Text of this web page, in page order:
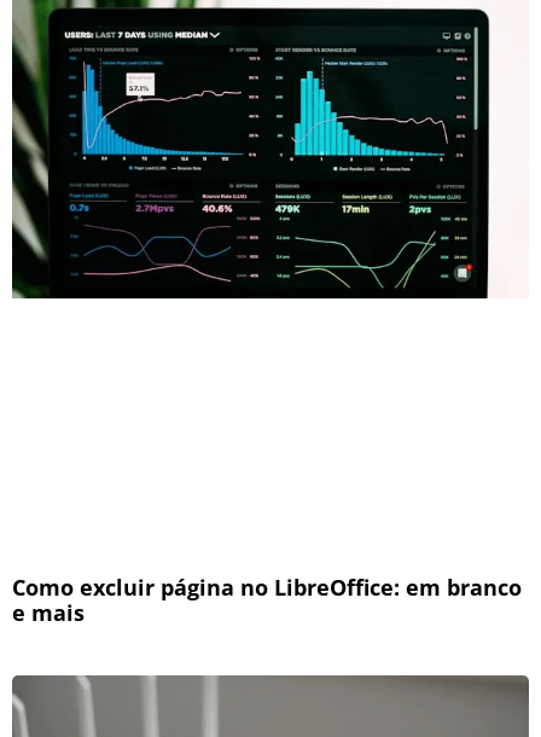
Como excluir página no LibreOffice: em branco
e mais